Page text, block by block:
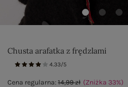
Chusta arafatka z frędzlami
4.33/5
Cena regularna:14,99 zł (Zniżka 33%)